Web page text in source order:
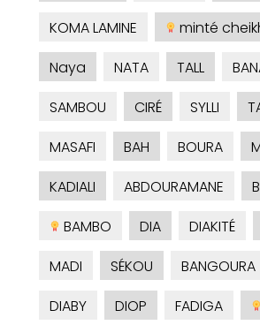
KOMA LAMINE
minté
Naya
NATA TALL
SAMBOU
CIRÉ SYLLI
MASAFI
BAH BOURA
KADIALI
ABDOURAMANE
BAMBO
DIA DIAKITÉ
MADI
SÉKOU BANGOURA
DIABY
DIOP FADIGA